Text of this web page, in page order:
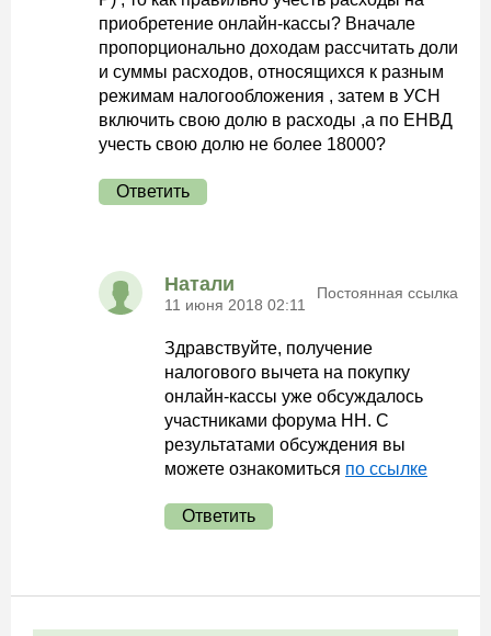
приобретение онлайн-кассы? Вначале
пропорционально доходам рассчитать доли
и суммы расходов, относящихся к разным
режимам налогообложения , затем в УСН
включить свою долю в расходы ,а по ЕНВД
учесть свою долю не более 18000?
Ответить
Натали
11 июня 2018 02:11
Постоянная ссылка
Здравствуйте, получение
налогового вычета на покупку
онлайн-кассы уже обсуждалось
участниками форума НН. С
результатами обсуждения вы
можете ознакомиться по ссылке
Ответить